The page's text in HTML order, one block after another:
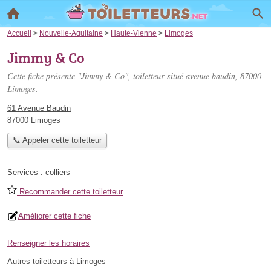
Accueil > Nouvelle-Aquitaine > Haute-Vienne > Limoges
Jimmy & Co
Cette fiche présente "Jimmy & Co", toiletteur situé avenue baudin, 87000
Limoges.
61 Avenue Baudin
87000 Limoges
📞 Appeler cette toiletteur
Services : colliers
Recommander cette toiletteur
Améliorer cette fiche
Renseigner les horaires
Autres toiletteurs à Limoges